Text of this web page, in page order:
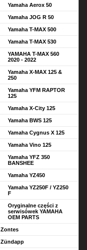
Yamaha Aerox 50
Yamaha JOG R 50
Yamaha T-MAX 500
Yamaha T-MAX 530
YAMAHA T-MAX 560
2020 - 2022
Yamaha X-MAX 125 &
250
Yamaha YFM RAPTOR
125
Yamaha X-City 125
Yamaha BWS 125
Yamaha Cygnus X 125
Yamaha Vino 125
Yamaha YFZ 350
BANSHEE
Yamaha YZ450
Yamaha YZ250F / YZ250
F
Oryginalne części z
serwisówek YAMAHA
OEM PARTS
Zontes
Zündapp